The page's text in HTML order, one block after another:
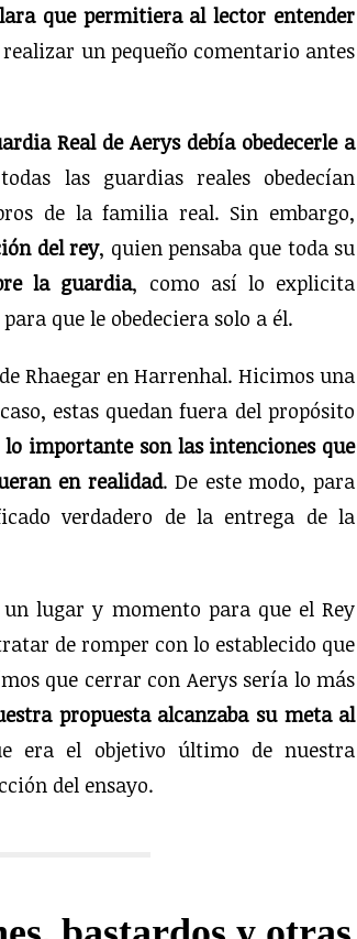
que permitiera al lector entender
un pequeño comentario antes
Real de Aerys debía obedecerle a
las guardias reales obedecían
de la familia real. Sin embargo,
del rey, quien pensaba que toda su
la guardia, como así lo explicita
que le obedeciera solo a él.
Rhaegar en Harrenhal. Hicimos una
estas quedan fuera del propósito
lo importante son las intenciones que
en realidad. De este modo, para
verdadero de la entrega de la
lugar y momento para que el Rey
de romper con lo establecido que
que cerrar con Aerys sería lo más
propuesta alcanzaba su meta al
era el objetivo último de nuestra
del ensayo.